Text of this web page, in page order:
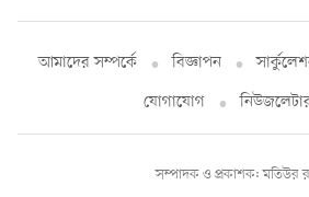
আমাদের সম্পর্কে বিজ্ঞাপন
যোগাযোগ
সম্পাদক ও প্রকাশক: মতিউর